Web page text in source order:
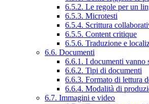
6.5.2. Le regole per un
6.5.3. Microtesti
6.5.4. Scrittura
6.5.5. Content critique
6.5.6. Traduzione e
6.6. Documenti
6.6.1. I documenti vanno
6.6.2. Tipi di documenti
6.6.3. Formato di lettura
6.6.4. Modalità di
6.7. Immagini e video